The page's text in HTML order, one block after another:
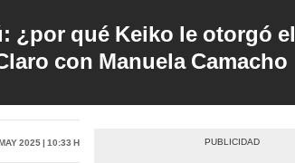
¿por qué Keiko le otorgó el
con Manuela Camacho
2025 | 10:33 h